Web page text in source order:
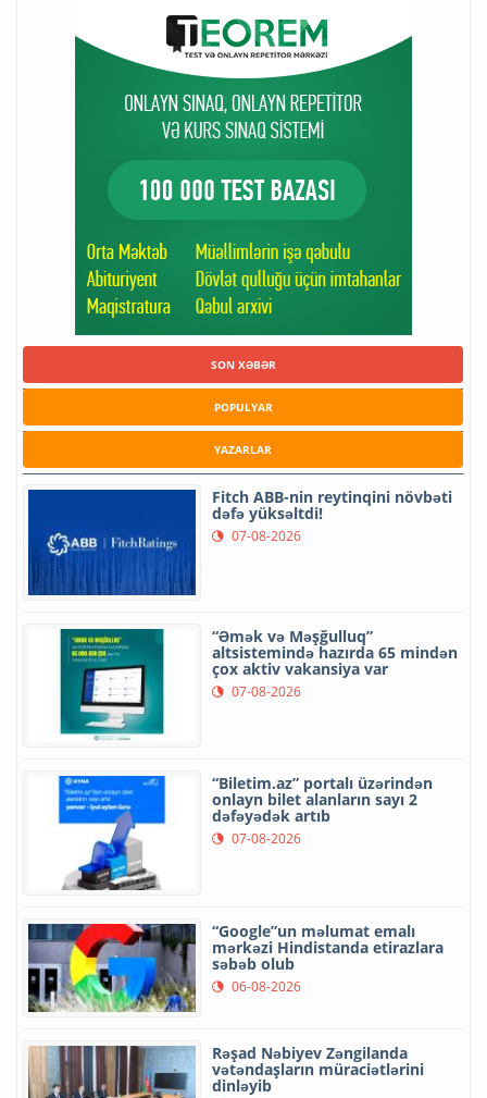
SON XƏBƏR
POPULYAR
YAZARLAR
Fitch ABB-nin reytinqini növbəti
dəfə yüksəltdi!
07-08-2026
“Əmək və Məşğulluq”
altsistemində hazırda 65 mindən
çox aktiv vakansiya var
07-08-2026
“Biletim.az” portalı üzərindən
onlayn bilet alanların sayı 2
dəfəyədək artıb
07-08-2026
“Google”un məlumat emalı
mərkəzi Hindistanda etirazlara
səbəb olub
06-08-2026
Rəşad Nəbiyev Zəngilanda
vətəndaşların müraciətlərini
dinləyib